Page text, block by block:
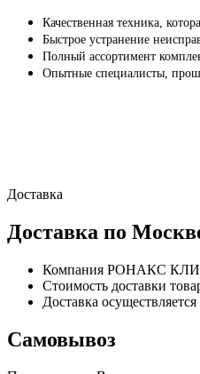
Качественная техника,
Быстрое устранение
Полный ассортимент
Опытные специалисты,
Доставка
Доставка по
Компания РОНАКС
Стоимость доставки
Доставка
Самовывоз